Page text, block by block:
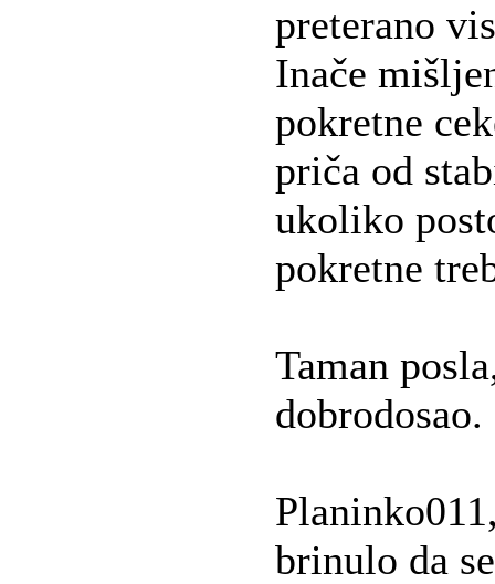
preterano
Inače
pokretne
priča od
ukoliko
pokretne
Taman
dobrodosao.
brinulo da